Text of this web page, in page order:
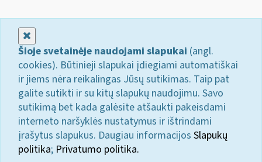
Šioje svetainėje naudojami slapukai (angl.
cookies). Būtinieji slapukai įdiegiami automatiškai
ir jiems nėra reikalingas Jūsų sutikimas. Taip pat
galite sutikti ir su kitų slapukų naudojimu. Savo
sutikimą bet kada galėsite atšaukti pakeisdami
interneto naršyklės nustatymus ir ištrindami
įrašytus slapukus. Daugiau informacijos Slapukų
politika; Privatumo politika.